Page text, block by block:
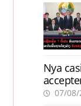
Nya
07/08/